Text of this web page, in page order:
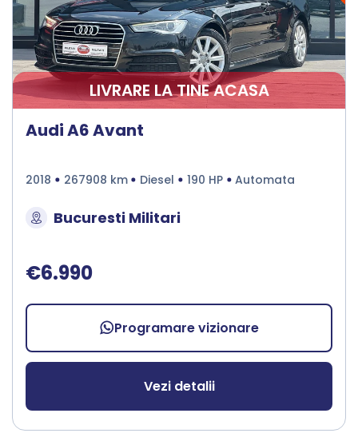
LIVRARE LA TINE ACASA
Audi A6 Avant
2018 267908 km Diesel 190 HP Automata
Bucuresti Militari
€6.990
Programare vizionare
Vezi detalii